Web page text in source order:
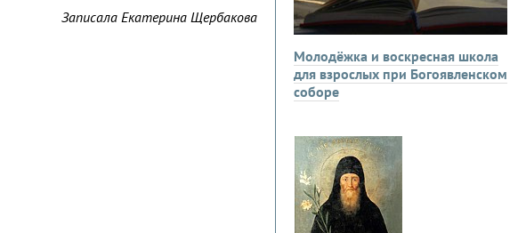
Записала Екатерина Щербакова
Молодёжка и воскресная школа
для взрослых при Богоявленском
соборе